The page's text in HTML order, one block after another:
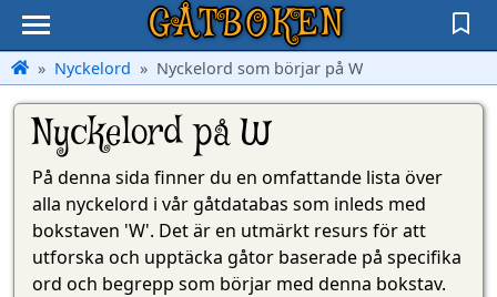
GÅTBOKEN
Nyckelord Nyckelord som börjar på W
Nyckelord på W
På denna sida finner du en omfattande lista över
alla nyckelord i vår gåtdatabas som inleds med
bokstaven 'W'. Det är en utmärkt resurs för att
utforska och upptäcka gåtor baserade på specifika
ord och begrepp som börjar med denna bokstav.